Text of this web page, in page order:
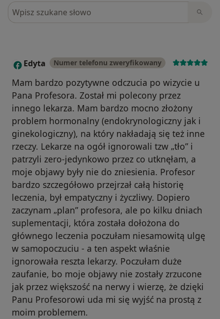
Szukaj w opiniach
E Edyta Numer telefonu zweryfikowany
Mam bardzo pozytywne odczucia po wizycie u
Pana Profesora. Został mi polecony przez
innego lekarza. Mam bardzo mocno złożony
problem hormonalny (endokrynologiczny jak i
ginekologiczny), na który nakładają się też inne
rzeczy. Lekarze na ogół ignorowali tzw „tło” i
patrzyli zero-jedynkowo przez co utknęłam, a
moje objawy były nie do zniesienia. Profesor
bardzo szczegółowo przejrzał całą historię
leczenia, był empatyczny i życzliwy. Dopiero
zaczynam „plan” profesora, ale po kilku dniach
suplementacji, która została dołożona do
głównego leczenia poczułam niesamowitą ulgę
w samopoczuciu - a ten aspekt właśnie
ignorowała reszta lekarzy. Poczułam duże
zaufanie, bo moje objawy nie zostały zrzucone
jak przez większość na nerwy i wierzę, że dzięki
Panu Profesorowi uda mi się wyjść na prostą z
moim problemem.